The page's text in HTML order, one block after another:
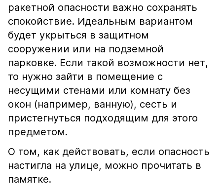
ракетной опасности важно сохранять
спокойствие. Идеальным вариантом
будет укрыться в защитном
сооружении или на подземной
парковке. Если такой возможности нет,
то нужно зайти в помещение с
несущими стенами или комнату без
окон (например, ванную), сесть и
пристегнуться подходящим для этого
предметом.
О том, как действовать, если опасность
настигла на улице, можно прочитать в
памятке.